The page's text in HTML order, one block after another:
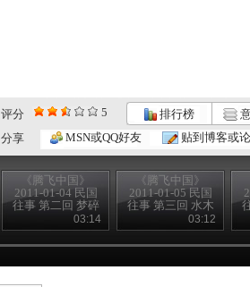
评分 5 排行榜
分享
MSN或QQ好友 贴到博客或
《腾飞中国》
2011-01-04 民国
往事 第二回 梦碎
03:14
《腾飞中国》
2011-01-05 民国
往事 第三回 水木
03:12